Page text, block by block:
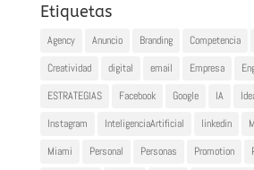
Etiquetas
Agency Anuncio Branding Competencia
Creatividad
digital email Empresa
ESTRATEGIAS
Facebook Google IA
Instagram
InteligenciaArtificial linkedin
Miami
Personal Personas Promotion